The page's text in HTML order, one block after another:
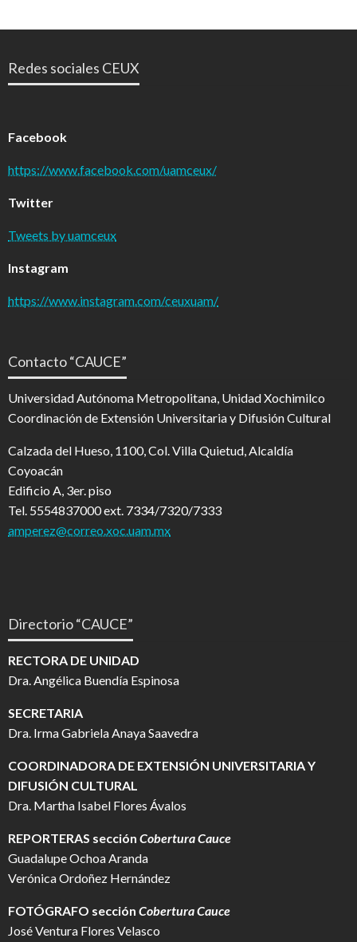
Redes sociales CEUX
Facebook
https://www.facebook.com/uamceux/
Twitter
Tweets by uamceux
Instagram
https://www.instagram.com/ceuxuam/
Contacto “CAUCE”
Universidad Autónoma Metropolitana, Unidad Xochimilco
Coordinación de Extensión Universitaria y Difusión Cultural
Calzada del Hueso, 1100, Col. Villa Quietud, Alcaldía
Coyoacán
Edificio A, 3er. piso
Tel. 5554837000 ext. 7334/7320/7333
amperez@correo.xoc.uam.mx
Directorio “CAUCE”
RECTORA DE UNIDAD
Dra. Angélica Buendía Espinosa
SECRETARIA
Dra. Irma Gabriela Anaya Saavedra
COORDINADORA DE EXTENSIÓN UNIVERSITARIA Y
DIFUSIÓN CULTURAL
Dra. Martha Isabel Flores Ávalos
REPORTERAS sección Cobertura Cauce
Guadalupe Ochoa Aranda
Verónica Ordoñez Hernández
FOTÓGRAFO sección Cobertura Cauce
José Ventura Flores Velasco